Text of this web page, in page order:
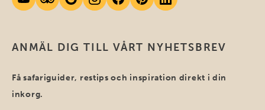
ANMÄL DIG TILL VÅRT NYHETSBREV
Få safariguider, restips och inspiration direkt i din
inkorg.